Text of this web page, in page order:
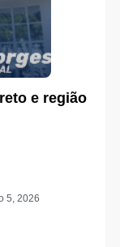
e região
5, 2026